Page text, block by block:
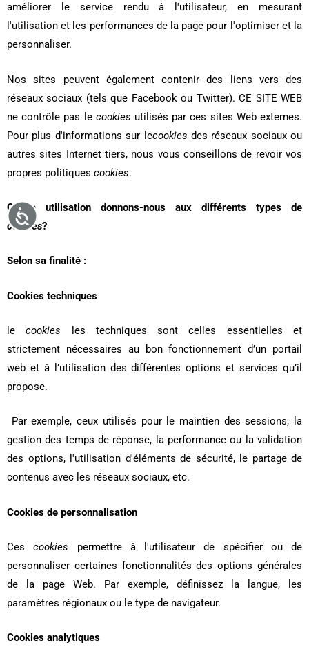
accessibilité
améliorer le service rendu à l'utilisateur, en mesurant
l'utilisation et les performances de la page pour l'optimiser et la
personnaliser.
Nos sites peuvent également contenir des liens vers des
réseaux sociaux (tels que Facebook ou Twitter). CE SITE WEB
ne contrôle pas le cookies utilisés par ces sites Web externes.
Pour plus d'informations sur lecookies des réseaux sociaux ou
autres sites Internet tiers, nous vous conseillons de revoir vos
propres politiques cookies.
Quelle utilisation donnons-nous aux différents types de
cookies?
Selon sa finalité :
Cookies techniques
lecookies les techniques sont celles essentielles et
strictement nécessaires au bon fonctionnement d’un portail
web et à l’utilisation des différentes options et services qu’il
propose.
Par exemple, ceux utilisés pour le maintien des sessions, la
gestion des temps de réponse, la performance ou la validation
des options, l'utilisation d'éléments de sécurité, le partage de
contenus avec les réseaux sociaux, etc.
Cookies de personnalisation
Cescookies permettre à l'utilisateur de spécifier ou de
personnaliser certaines fonctionnalités des options générales
de la page Web. Par exemple, définissez la langue, les
paramètres régionaux ou le type de navigateur.
Cookies analytiques